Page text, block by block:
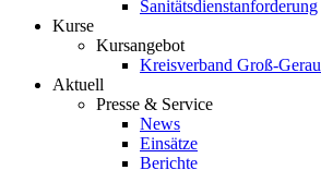
Sanitätsdienstanforderung
Kurse
Kursangebot
Kreisverband Groß-Gerau
Aktuell
Presse & Service
News
Einsätze
Berichte